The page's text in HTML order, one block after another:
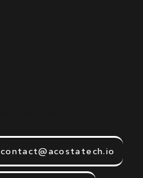
contact@acostatech.io